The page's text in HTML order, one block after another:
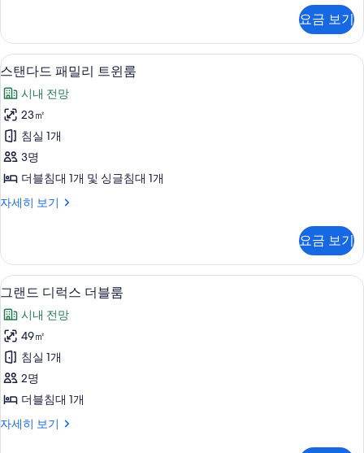
모
두
보
기
블
룸
자
히
보
기
요금 보기
스
탠
다
드
패
밀
트
룸
사
진
모
두
보
기
고급 침구, 객실 내 금고, 암막 커튼, 방
7
스탠다드 패밀리 트윈룸
시내 전망
23㎡
침실 1개
3명
더블침대 1개 및 싱글침대 1개
자세히 보기
스
패
밀
리
윈
룸
자
세
히
보
기
요금 보기
그
랜
드
디
럭
스
블
그랜드 디럭스 더블룸 | 고급 침구, 객
6
그랜드 디럭스 더블룸
시내 전망
49㎡
침실 1개
2명
더블침대 1개
자세히 보기
그